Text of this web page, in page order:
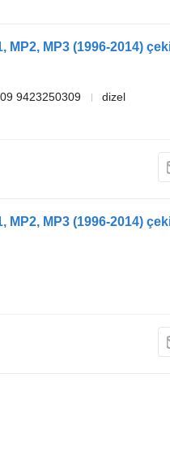
9423250309
dizel